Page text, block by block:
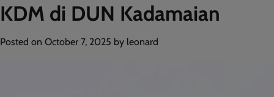
KDM di DUN Kadamaian
Posted on October 7, 2025 by leonard